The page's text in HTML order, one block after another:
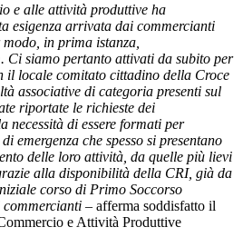
e alle attività produttive ha
esigenza arrivata dai commercianti
in prima istanza,
Ci siamo pertanto attivati da subito per
il locale comitato cittadino della Croce
associative di categoria presenti sul
riportate le richieste dei
necessità di essere formati per
emergenza che spesso si presentano
delle loro attività, da quelle più lievi
alla disponibilità della CRI, già da
corso di Primo Soccorso
commercianti – afferma soddisfatto il
e Attività Produttive